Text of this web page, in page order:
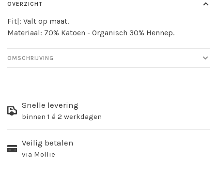
OVERZICHT
Fit|: Valt op maat.
Materiaal: 70% Katoen - Organisch 30% Hennep.
OMSCHRIJVING
Snelle levering
binnen 1 á 2 werkdagen
Veilig betalen
via Mollie